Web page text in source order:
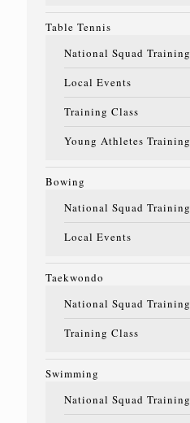
Table Tennis
National Squad Training
Local Events
Training Class
Young Athletes Training
Bowing
National Squad Training
Local Events
Taekwondo
National Squad Training
Training Class
Swimming
National Squad Training